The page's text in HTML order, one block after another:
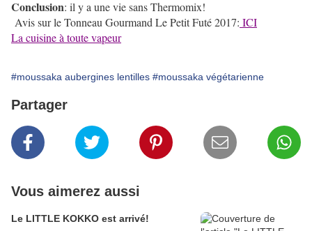
Conclusion: il y a une vie sans Thermomix!
Avis sur le Tonneau Gourmand Le Petit Futé 2017: ICI
La cuisine à toute vapeur
#moussaka aubergines lentilles #moussaka végétarienne
Partager
Vous aimerez aussi
Le LITTLE KOKKO est arrivé!